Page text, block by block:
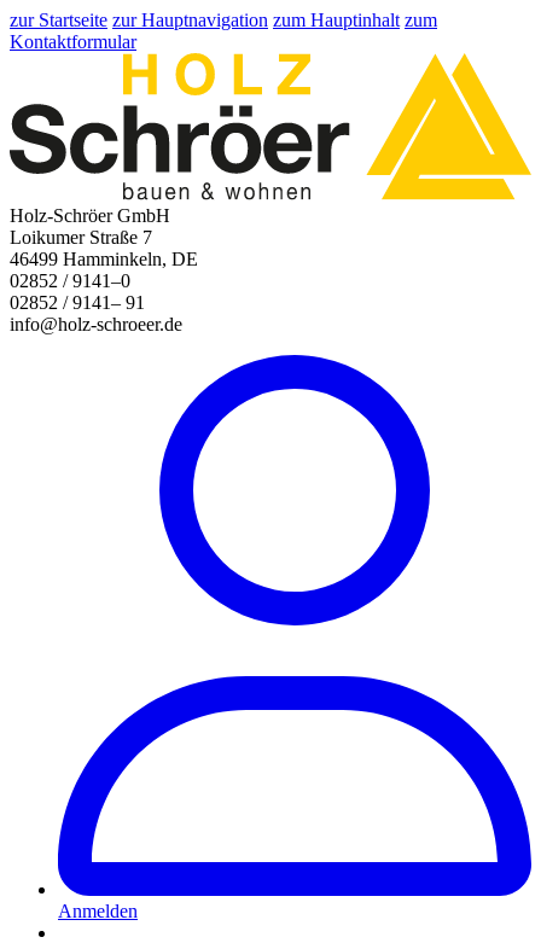
zur Startseite zur Hauptnavigation zum Hauptinhalt zum
Kontaktformular
Holz-Schröer GmbH
Loikumer Straße 7
46499 Hamminkeln, DE
02852 / 9141–0
02852 / 9141– 91
info@holz-schroeer.de
Anmelden